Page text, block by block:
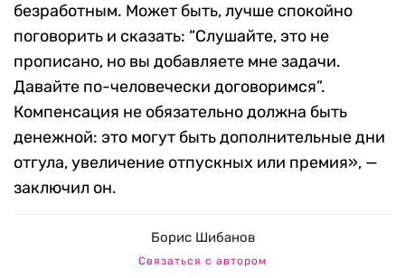
безработным. Может быть, лучше спокойно
поговорить и сказать: “Слушайте, это не
прописано, но вы добавляете мне задачи.
Давайте по-человечески договоримся”.
Компенсация не обязательно должна быть
денежной: это могут быть дополнительные дни
отгула, увеличение отпускных или премия», —
заключил он.
Борис Шибанов
Связаться с автором